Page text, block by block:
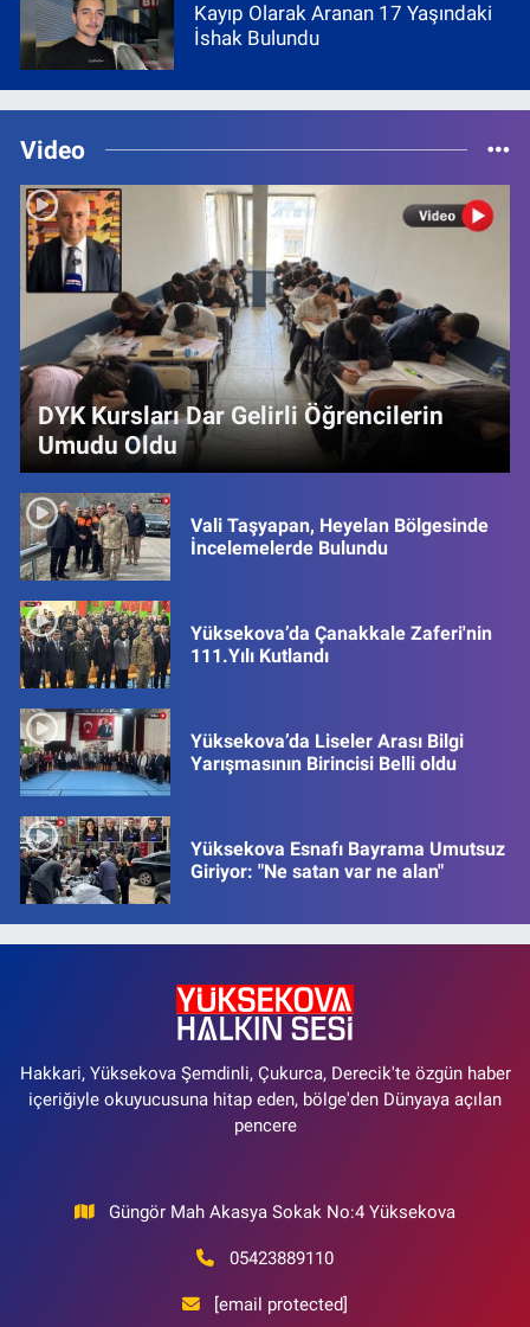
Kayıp Olarak Aranan 17 Yaşındaki
İshak Bulundu
Video
DYK Kursları Dar Gelirli Öğrencilerin
Umudu Oldu
Vali Taşyapan, Heyelan Bölgesinde
İncelemelerde Bulundu
Yüksekova’da Çanakkale Zaferi'nin
111.Yılı Kutlandı
Yüksekova’da Liseler Arası Bilgi
Yarışmasının Birincisi Belli oldu
Yüksekova Esnafı Bayrama Umutsuz
Giriyor: "Ne satan var ne alan"
Hakkari, Yüksekova Şemdinli, Çukurca, Derecik'te özgün haber
içeriğiyle okuyucusuna hitap eden, bölge'den Dünyaya açılan
pencere
Güngör Mah Akasya Sokak No:4 Yüksekova
05423889110
[email protected]